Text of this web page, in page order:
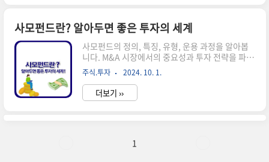
습니다. AI 학습과 추론에 필요한 고성능 메모리의
수요가 급증하면서, 삼성전자는 이에 대응하기 위
해 생산 능력을 확대하고 있습니다.평택4공장(P4)
의 역할평택4공장(P4)은 삼성전자의 D램 생산 강
화 전략에서 중요한 역할을 담당합니다. 당초 파운
드리 전용 클린룸으로 계획되었던 P4는 최근 D램
수요 증가에..
사모펀드란? 알아두면 좋은 투자의 세계
사모펀드의 정의, 특징, 유형, 운용 과정을 알아봅
니다. M&A 시장에서의 중요성과 투자 전략을 파악
하여 고수익 투자의 세계를 이해해 보세요.사모펀
드의 정의 사모펀드(Private Equity Fund, PEF)
는 비공개로 소수의 투자자로부터 자금을 모아주
식, 채권, 기업, 부동산 등에 투자하여 운용하는 펀
확인해 보세요! ※금투세 뜻!↑ 이 버튼을 클릭하
주식.투자 2024. 10. 1.
더보기 ››
1